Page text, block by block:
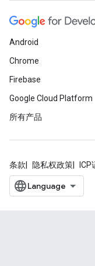
Android
Chrome
Firebase
Google Cloud Platform
所有产品
条款 隐私权政策